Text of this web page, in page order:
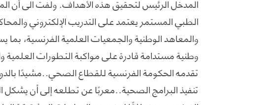
الطبي المستمر يعتمد على التدريب الإلكتروني
والمعاهد الوطنية والجمعيات العلمية الفرنسية،
وطنية مستدامة قادرة على مواكبة التطورات العلمية
تقدمه الحكومة الفرنسية للقطاع الصحي..مشيدًا
تنفيذ البرامج الصحية..معربًا عن تطلعه إلى أن يشكل